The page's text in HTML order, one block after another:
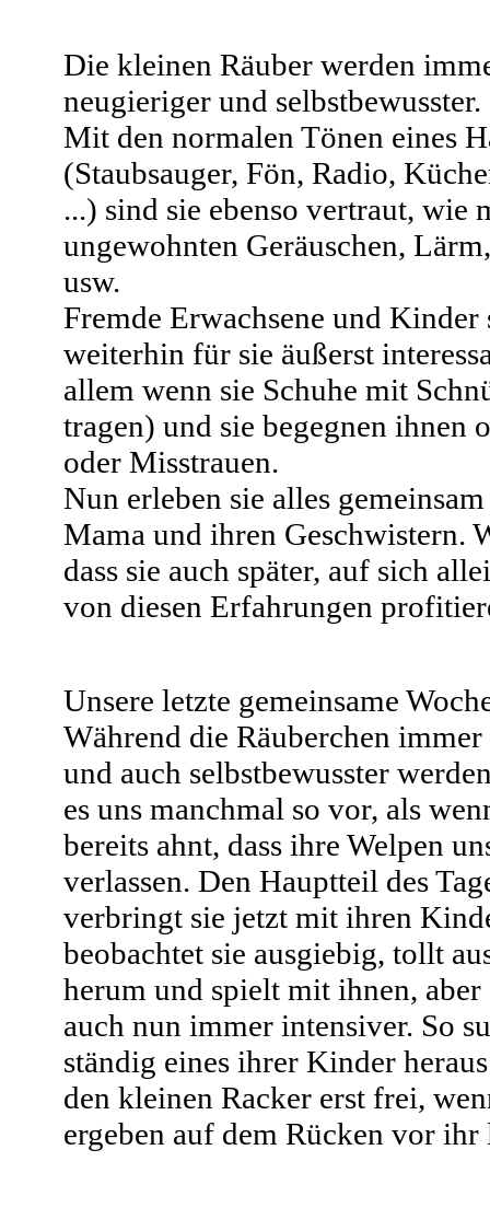
Die kleinen Räuber werden
neugieriger und selbstbewusster.
Mit den normalen Tönen eines
(Staubsauger, Fön, Radio,
...) sind sie ebenso vertraut, wie
ungewohnten Geräuschen,
usw.
Fremde Erwachsene und Kinder
weiterhin für sie äußerst
allem wenn sie Schuhe mit
tragen) und sie begegnen ihnen
oder Misstrauen.
Nun erleben sie alles
Mama und ihren Geschwistern.
dass sie auch später, auf sich
von diesen Erfahrungen
Unsere letzte gemeinsame
Während die Räuberchen immer
und auch selbstbewusster
es uns manchmal so vor, als
bereits ahnt, dass ihre Welpen
verlassen. Den Hauptteil des
verbringt sie jetzt mit ihren
beobachtet sie ausgiebig, tollt
herum und spielt mit ihnen, aber
auch nun immer intensiver. So
ständig eines ihrer Kinder
den kleinen Racker erst frei,
ergeben auf dem Rücken vor ihr